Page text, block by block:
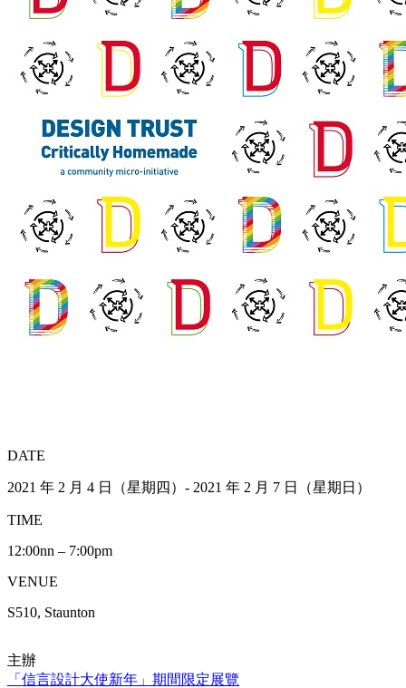
DATE
2021 年 2 月 4 日（星期四）- 2021 年 2 月 7 日（星期日）
TIME
12:00nn – 7:00pm
VENUE
S510, Staunton
主辦
「信言設計大使新年」期間限定展覽